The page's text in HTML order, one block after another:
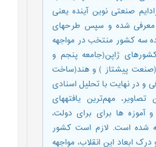
صنعتی نوین آینده یعنی
معرفی شده و سپس طرح‏های
سه کشور منتخب در مواجهه
ژاپن(جامعه پنجم و
پیشتاز ) و هند(ساخت
و در نهایت با تحلیل اسنادی
مهم‌ترین یافته‏های
و آموزه ‏ها برای برای دولت،
شده است. لازم است کشور
ابعاد این انقلاب، مواجهه